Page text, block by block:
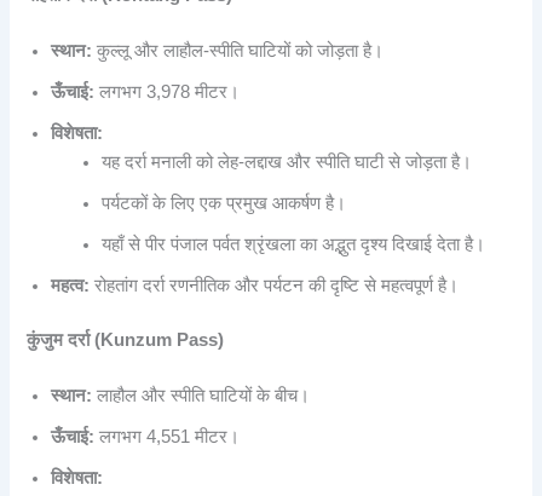
स्थान: कुल्लू और लाहौल-स्पीति घाटियों को जोड़ता है।
ऊँचाई: लगभग 3,978 मीटर।
विशेषता:
यह दर्रा मनाली को लेह-लद्दाख और स्पीति घाटी से जोड़ता है।
पर्यटकों के लिए एक प्रमुख आकर्षण है।
यहाँ से पीर पंजाल पर्वत श्रृंखला का अद्भुत दृश्य दिखाई देता है।
महत्व: रोहतांग दर्रा रणनीतिक और पर्यटन की दृष्टि से महत्वपूर्ण है।
कुंजुम दर्रा (Kunzum Pass)
स्थान: लाहौल और स्पीति घाटियों के बीच।
ऊँचाई: लगभग 4,551 मीटर।
विशेषता: